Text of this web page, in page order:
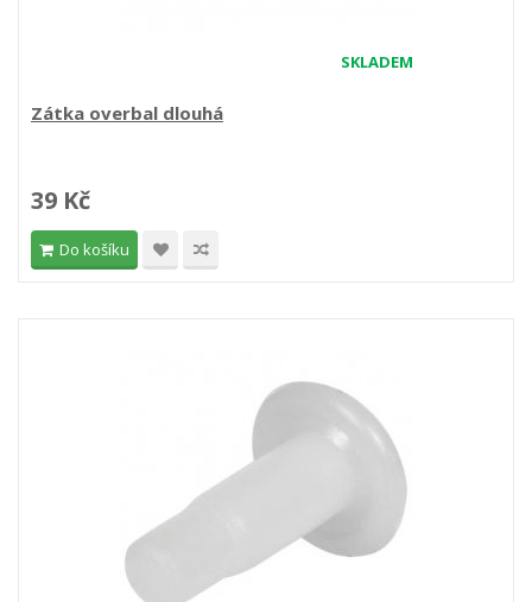
SKLADEM
Zátka overbal dlouhá
39 Kč
Do košíku